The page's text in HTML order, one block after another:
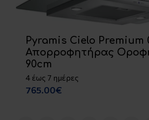
Pyramis Cielo Premium
Απορροφητήρας
90cm
4 έως 7 ημέρες
765.00€